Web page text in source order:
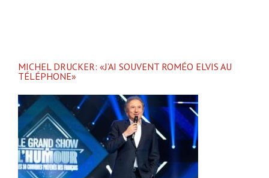
MICHEL DRUCKER: «J’AI SOUVENT ROMÉO ELVIS AU
TÉLÉPHONE»